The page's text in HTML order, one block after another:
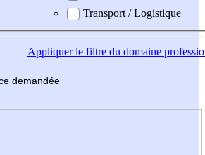
Transport / Logistique
Appliquerle filtre du domaine
demandée